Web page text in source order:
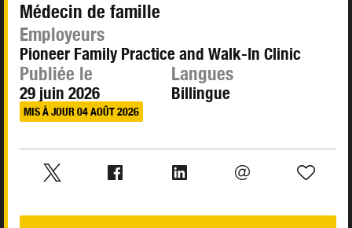
Médecin de famille
Employeurs
Pioneer Family Practice and Walk-In Clinic
Publiée le
29 juin 2026
MIS À JOUR 04 AOÛT 2026
Langues
Billingue